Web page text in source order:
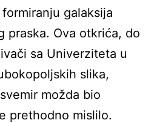
galaksija
praska. Ova otkrića, do
sa Univerziteta u
slika,
možda bio
prethodno mislilo.